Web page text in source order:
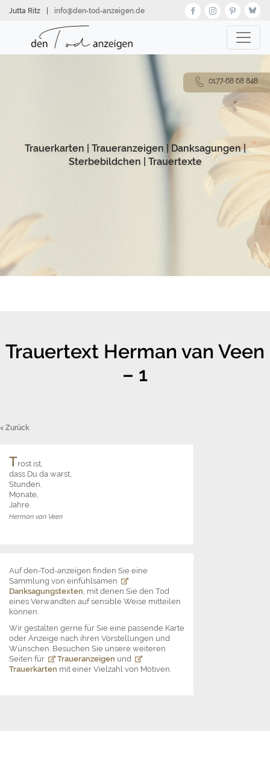
zumJutta Ritz info@den‑tod‑anzeigen.de
Trauerkarten Traueranzeigen |Danksagungen|
Sterbebildchen
Trauertexte
Trauertext Herman van Veen
– 1
< Zurück
Trost ist,
dass Du da warst,
Stunden,
Monate,
Jahre.
Herman van Veen
Auf den-Tod-anzeigen finden Sie eine
Sammlung von einfühlsamen
Danksagungstexten, mit denen Sie den Tod
eines Verwandten auf sensible Weise mitteilen
können.
Wir gestalten gerne für Sie eine passende Karte
oder Anzeige nach ihren Vorstellungen und
Wünschen. Besuchen Sie unsere weiteren
Seiten für
Traueranzeigen und
Trauerkarten mit einer Vielzahl von Motiven.
0177-68 68 848